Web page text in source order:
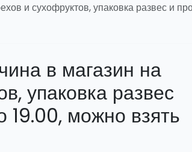
и сухофруктов, упаковка развес и
в магазин на
упаковка развес
19.00, можно взять